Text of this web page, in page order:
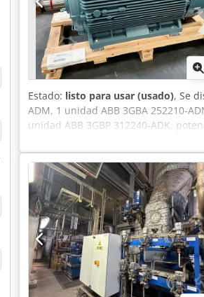
Estado: listo para usar (usado), Se
ADM, 1 unidad ABB 3GBA 252210-
unidad ABB 3GBP 312240-ADK,
nominal: 36 kW, 1 unidad ABB
ADF, potencia nominal: 200 kW, 1
potencia nominal: 172 kW, 1 unidad
realizar una inspección en las